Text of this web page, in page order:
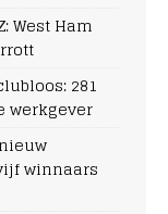
West Ham
281
werkgever
winnaars